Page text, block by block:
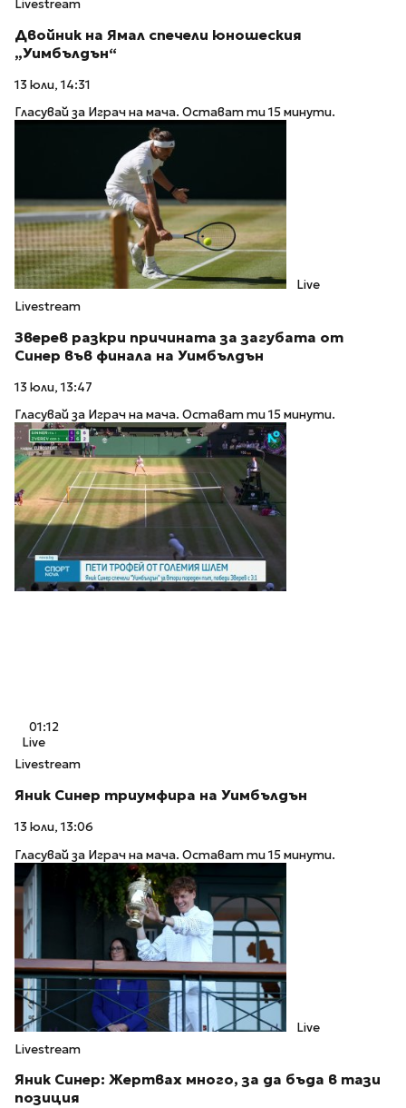
Livestream
Двойник на Ямал спечели юношеския
„Уимбълдън“
13 юли, 14:31
Гласувай за Играч на мача. Остават ти 15 минути.
Live
Livestream
Зверев разкри причината за загубата от
Синер във финала на Уимбълдън
13 юли, 13:47
Гласувай за Играч на мача. Остават ти 15 минути.
01:12
Live
Livestream
Яник Синер триумфира на Уимбълдън
13 юли, 13:06
Гласувай за Играч на мача. Остават ти 15 минути.
Live
Livestream
Яник Синер: Жертвах много, за да бъда в тази
позиция